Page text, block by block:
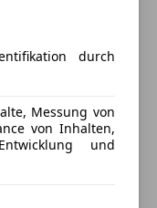
durch
Messung von
von Inhalten,
und